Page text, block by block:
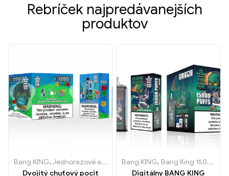
Rebríček najpredávanejších
produktov
Bang KING,Jednorazové e-cigarety ,Jednorazové elektronické
Dvojitý chuťový pocit
Bang KING, Bang King 15000 Obláčiky
Digitálny BANG KING